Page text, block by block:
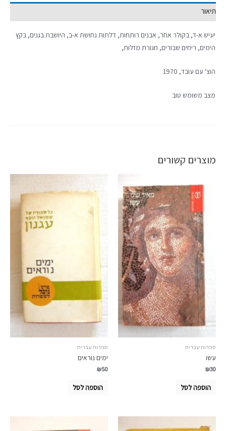
תיאור
יעיש א-ד, בקולר אחר, אבנים רותחות, דלתות נחושת א-ב, היושבת בגנים, בקץ
הימים, ריחים שבורים, חגורת מזלות,
הוצ' עם עובד, 1970
מצב משומש טוב
מוצרים קשורים
ספרות עברית
עשו
₪30
הוספה לסל
ספרות עברית
ימים נוראים
₪50
הוספה לסל